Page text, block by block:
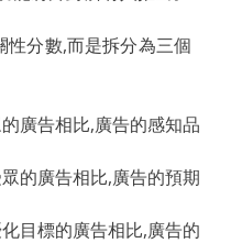
性分數,而是拆分為三個
廣告相比,廣告的感知品
的廣告相比,廣告的預期
目標的廣告相比,廣告的